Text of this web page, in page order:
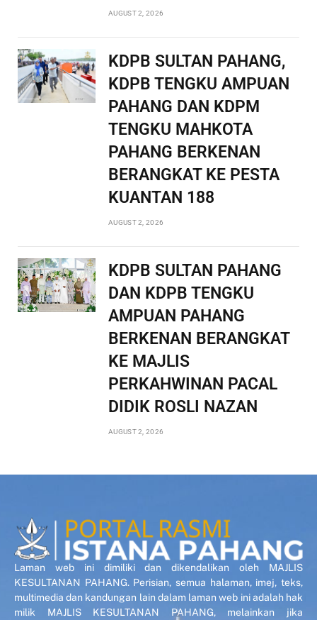
AUGUST 2, 2026
KDPB SULTAN PAHANG,
KDPB TENGKU AMPUAN
PAHANG DAN KDPM
TENGKU MAHKOTA
PAHANG BERKENAN
BERANGKAT KE PESTA
KUANTAN 188
AUGUST 2, 2026
KDPB SULTAN PAHANG
DAN KDPB TENGKU
AMPUAN PAHANG
BERKENAN BERANGKAT
KE MAJLIS
PERKAHWINAN PACAL
DIDIK ROSLI NAZAN
AUGUST 2, 2026
Laman web ini dimiliki dan dikendalikan oleh MAJLIS
KESULTANAN PAHANG. Perisian, semua halaman, imej, teks,
multimedia dan kandungan lain dalam laman web ini adalah hak
milik MAJLIS KESULTANAN PAHANG, melainkan jika